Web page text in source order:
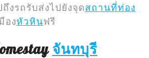
งรถรับส่งไปยังจุดสถานที่ท่อง
องหัวหินฟรี
จันทบุรี